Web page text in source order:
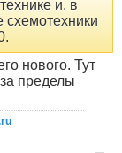
и, в
схемотехники
нового. Тут
пределы